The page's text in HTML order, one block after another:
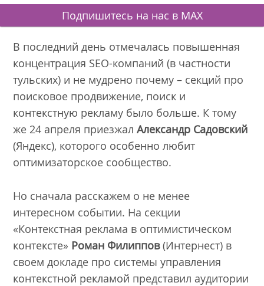
Подпишитесь на нас в MAX
В последний день отмечалась повышенная
концентрация SEO-компаний (в частности
тульских) и не мудрено почему – секций про
поисковое продвижение, поиск и
контекстную рекламу было больше. К тому
же 24 апреля приезжалАлександр Садовский
(Яндекс), которого особенно любит
оптимизаторское сообщество.
Но сначала расскажем о не менее
интересном событии. На секции
«Контекстная реклама в оптимистическом
контексте» Роман Филиппов(Интернест) в
своем докладе про системы управления
контекстной рекламой представил аудитории